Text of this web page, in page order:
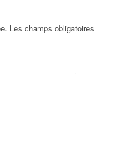
Les champs obligatoires